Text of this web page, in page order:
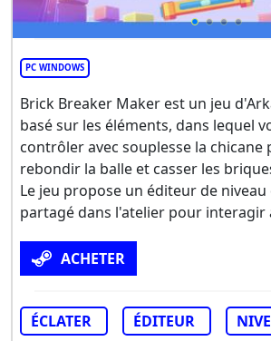
PC WINDOWS
Brick Breaker Maker est un jeu
basé sur les éléments, dans lequel
contrôler avec souplesse la chicane
rebondir la balle et casser les
Le jeu propose un éditeur de
partagé dans l'atelier pour interagir
ACHETER
ÉCLATER ÉDITEUR